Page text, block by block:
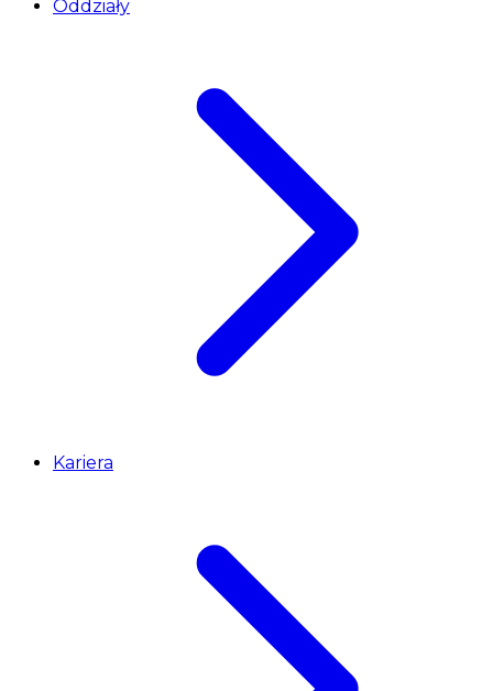
Oddziały
Kariera